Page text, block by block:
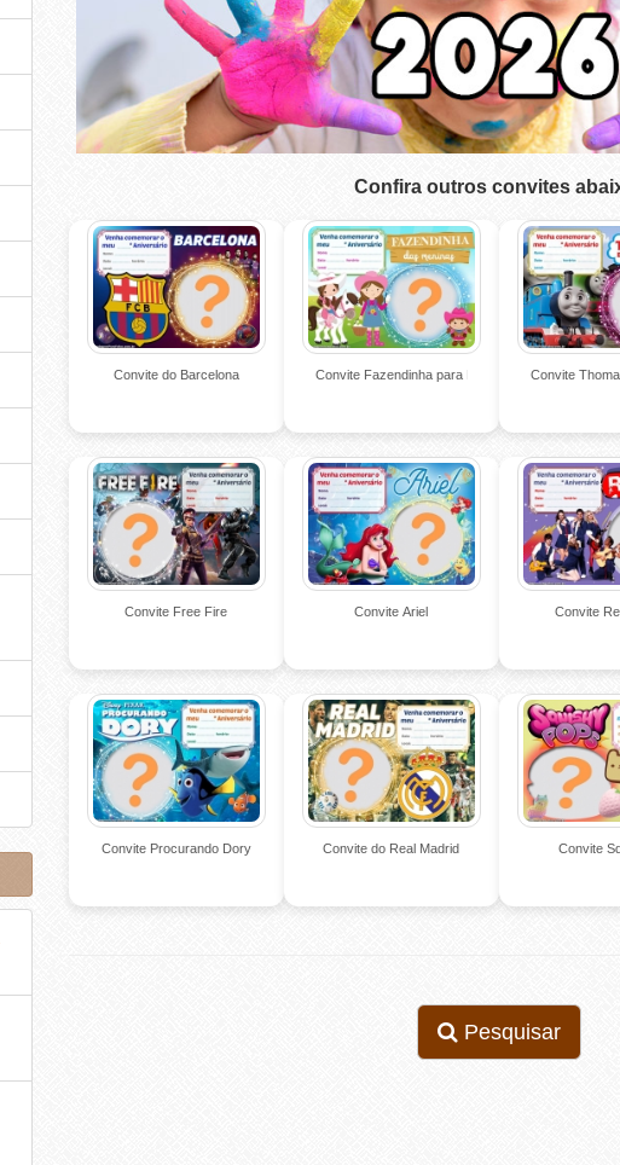
Confira outros convites
Convite do Barcelona Convite Fazendinha para Meninas Convite
Convite Free Fire Convite Ariel Convite
Convite Procurando Dory Convite do Real Madrid Convite
Pesquisar